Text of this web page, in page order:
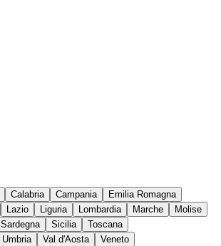
Calabria Campania
Emilia Romagna
Lazio Liguria Lombardia Marche
Molise
Sardegna Sicilia
Toscana
Umbria Val d'Aosta Veneto